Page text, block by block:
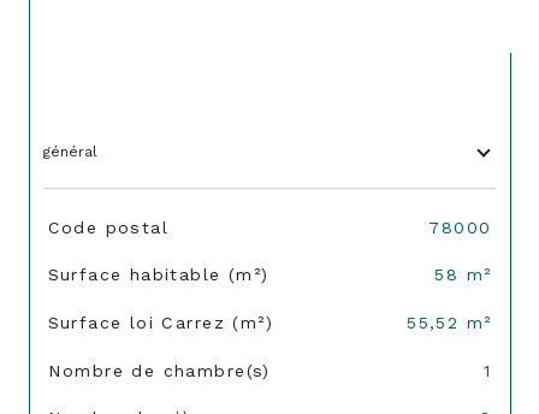
général
TRAD_SIROCCO_Caracteristique
Code postal 78000
Surface habitable (m²) 58 m²
Surface loi Carrez (m²) 55,52 m²
Nombre de chambre(s) 1